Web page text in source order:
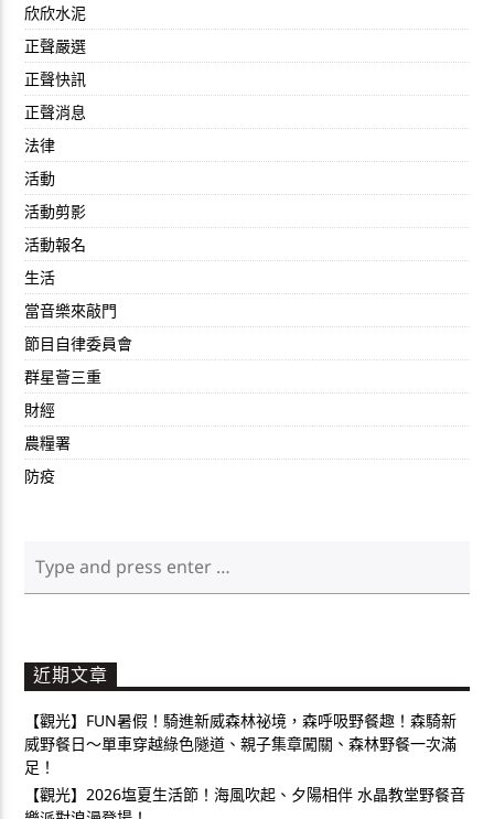
欣欣水泥
正聲嚴選
正聲快訊
正聲消息
法律
活動
活動剪影
活動報名
生活
當音樂來敲門
節目自律委員會
群星薈三重
財經
農糧署
防疫
近期文章
【觀光】FUN暑假！騎進新威森林祕境，森呼吸野餐趣！森騎新
威野餐日～單車穿越綠色隧道、親子集章闖關、森林野餐一次滿
足！
【觀光】2026塩夏生活節！海風吹起、夕陽相伴 水晶教堂野餐音